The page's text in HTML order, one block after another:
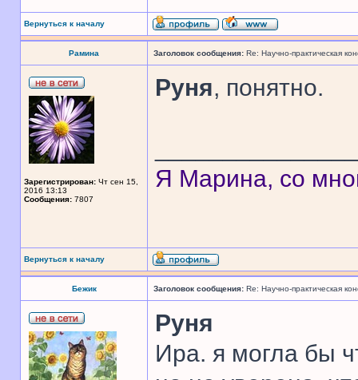
Вернуться к началу
Рамина Заголовок сообщения: Re: Научно-практическая
Зарегистрирован: Чт сен 15,
2016 13:13
Сообщения: 7807
Руня, понятно.
Я Марина, со
Вернуться к началу
Бежик Заголовок сообщения: Re: Научно-практическая
Руня
Ира. я могла бы